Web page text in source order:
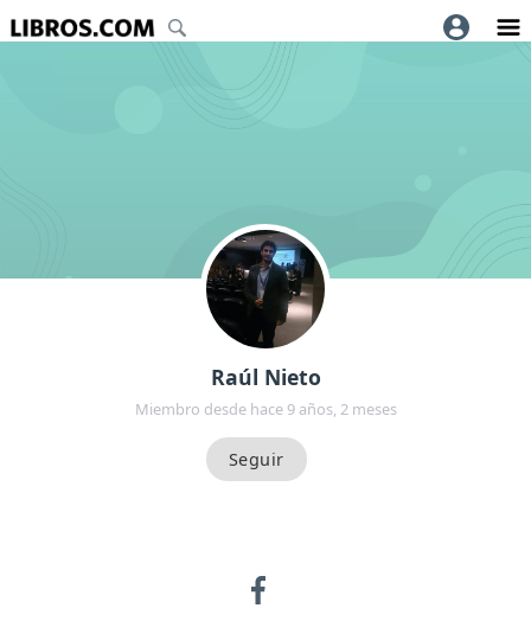
Raúl Nieto
Miembro desde hace 9 años, 2 meses